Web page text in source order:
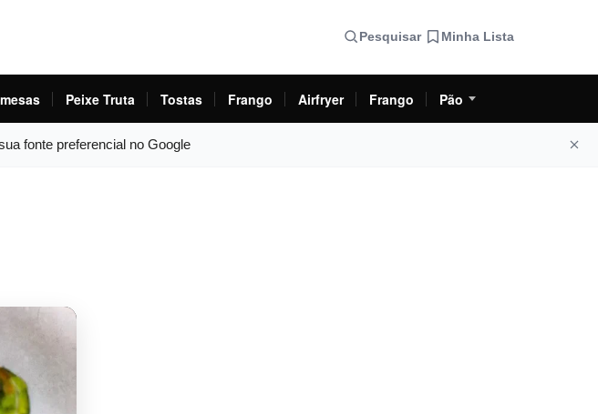
Pesquisar Minha Lista
Peixe Truta Tostas Frango Airfryer Frango Pão
fonte preferencial no Google